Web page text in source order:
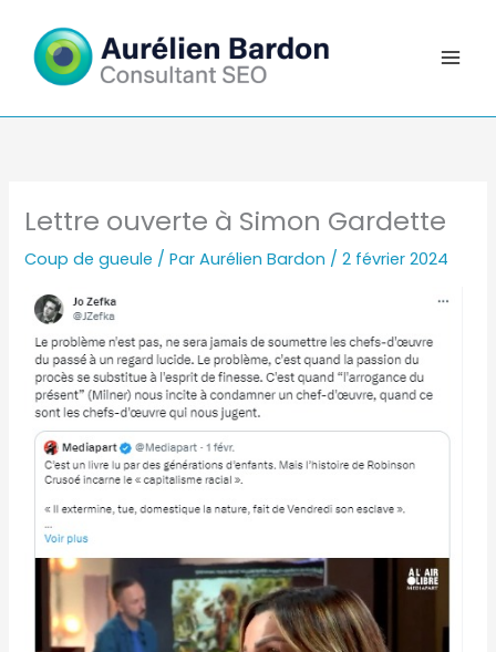
contenu
Lettre ouverte à Simon Gardette
Coup de gueule / ParAurélien Bardon /2 février 2024